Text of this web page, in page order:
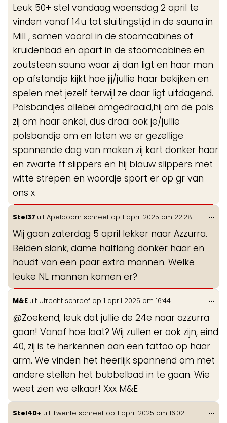
Leuk 50+ stel vandaag woensdag 2 april te
vinden vanaf 14u tot sluitingstijd in de sauna in
Mill , samen vooral in de stoomcabines of
kruidenbad en apart in de stoomcabines en
zoutsteen sauna waar zij dan ligt en haar man
op afstandje kijkt hoe jij/jullie haar bekijken en
spelen met jezelf terwijl ze daar ligt uitdagend.
Polsbandjes allebei omgedraaid,hij om de pols
zij om haar enkel, dus draai ook je/jullie
polsbandje om en laten we er gezellige
spannende dag van maken zij kort donker haar
en zwarte ff slippers en hij blauw slippers met
witte strepen en woordje sport er op gr van
ons x
Stel37 uit Apeldoorn schreef op 1 april 2025 om 22:28
Wij gaan zaterdag 5 april lekker naar Azzurra.
Beiden slank, dame halflang donker haar en
houdt van een paar extra mannen. Welke
leuke NL mannen komen er?
...
M&E uit Utrecht schreef op 1 april 2025 om 16:44
@Zoekend; leuk dat jullie de 24e naar azzurra
gaan! Vanaf hoe laat? Wij zullen er ook zijn, eind
40, zij is te herkennen aan een tattoo op haar
arm. We vinden het heerlijk spannend om met
andere stellen het bubbelbad in te gaan. Wie
weet zien we elkaar! Xxx M&E
...
Stel40+ uit Twente schreef op 1 april 2025 om 16:02 ...